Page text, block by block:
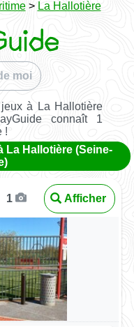
> La Hallotière
moi
à La Hallotière
connaît 1
!
La Hallotière (Seine-
1 Afficher